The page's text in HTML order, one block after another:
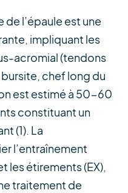
l’épaule est une
impliquant les
acromial (tendons
chef long du
est estimé à 50-60
constituant un
(1). La
l’entraînement
les étirements (EX),
traitement de